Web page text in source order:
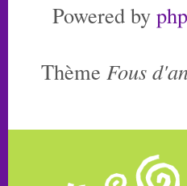
Powered by
Thème Fous